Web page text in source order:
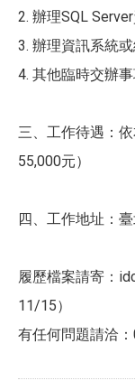
2. 辦理SQL
3. 辦理資訊系統
4. 其他臨時交辦事
三、工作待遇：
55,000元）
四、工作地址：
履歷檔案請寄：
11/15）
有任何問題請洽